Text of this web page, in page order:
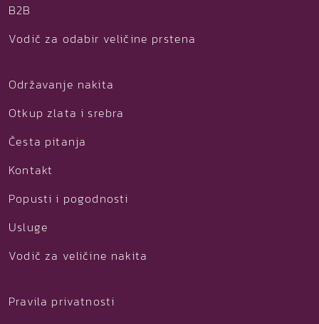
B2B
Vodič za odabir veličine prstena
Održavanje nakita
Otkup zlata i srebra
Česta pitanja
Kontakt
Popusti i pogodnosti
Usluge
Vodič za veličine nakita
Pravila privatnosti